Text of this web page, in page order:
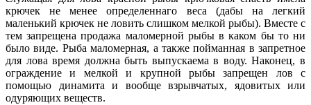
крючек не менее определеннаго веса (дабы на легкий
маленький крючек не ловить слишком мелкой рыбы). Вместе с
тем запрещена продажа маломерной рыбы в каком бы то ни
было виде. Рыба маломерная, а также пойманная в запретное
для лова время должна быть выпускаема в воду. Наконец, в
ограждение и мелкой и крупной рыбы запрещен лов с
помощью динамита и вообще взрывчатых, ядовитых или
одуряющих веществ.